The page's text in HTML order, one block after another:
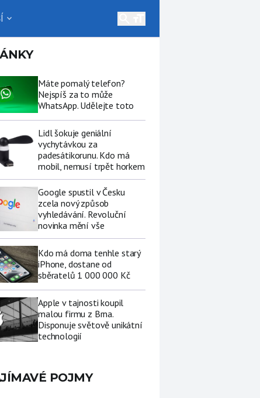
expand_more
Máte pomalý telefon?
Nejspíš za to může
WhatsApp. Udělejte toto
Lidl šokuje geniální
vychytávkou za
padesátikorunu. Kdo má
mobil, nemusí trpět horkem
Google spustil v Česku
zcela nový způsob
vyhledávání. Revoluční
novinka mění vše
Kdo má doma tenhle starý
iPhone, dostane od
sběratelů 1 000 000 Kč
Apple v tajnosti koupil
malou firmu z Brna.
Disponuje světově unikátní
technologií
POJMY